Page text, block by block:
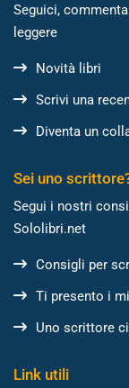
Seguici,
leggere
Novità libri
Scrivi una
Diventa un
Sei uno
Segui i nostri
Sololibri.net
Consigli per
Ti presento i
Uno scrittore
Link utili